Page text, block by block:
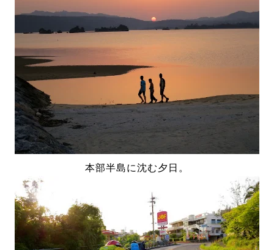
本部半島に沈む夕日。